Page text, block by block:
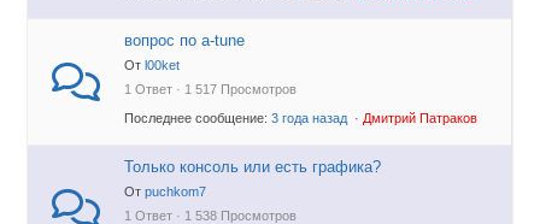
вопрос по a-tune
Отl00ket
1 Ответ · 1 517 Просмотров
Последнее сообщение:3 года назад · Дмитрий Патраков
Только консоль или есть графика?
Отpuchkom7
1 Ответ · 1 538 Просмотров